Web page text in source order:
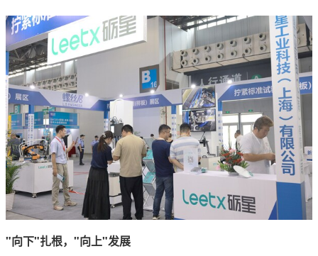
"向下"扎根，"向上"发展